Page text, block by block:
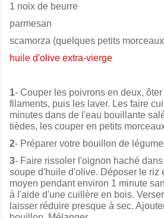
1 noix de beurre
parmesan
scamorza (quelques petits
huile d'olive extra-vierge
1- Couper les poivrons en deux,
filaments, puis les laver. Les faire
minutes dans de l'eau bouillante
tièdes, les couper en petits
2- Préparer votre bouillon de
3- Faire rissoler l'oignon haché
soupe d'huile d'olive. Déposer le riz
moyen pendant environ 1 minute
à l'aide d'une cuillère en bois.
laisser réduire presque à sec.